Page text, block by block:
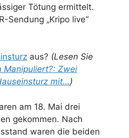
Tötung ermittelt.
Sendung „Kripo live“
aus? (Lesen Sie
Manipuliert?: Zwei
mit…)
am 18. Mai drei
gekommen. Nach
waren die beiden